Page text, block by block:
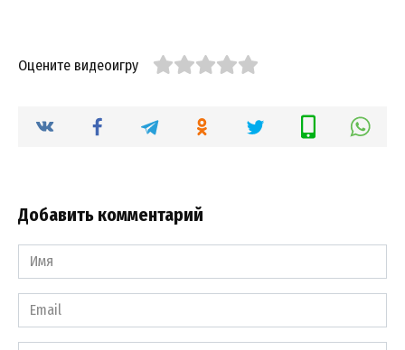
Оцените видеоигру
Добавить комментарий
Имя
*
Email
*